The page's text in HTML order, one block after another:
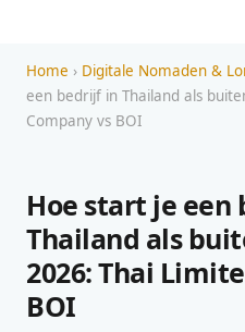
Home › Digitale Nomaden &
een bedrijf in Thailand als
Company vs BOI
Hoe start je
Thailand als
2026: Thai
BOI